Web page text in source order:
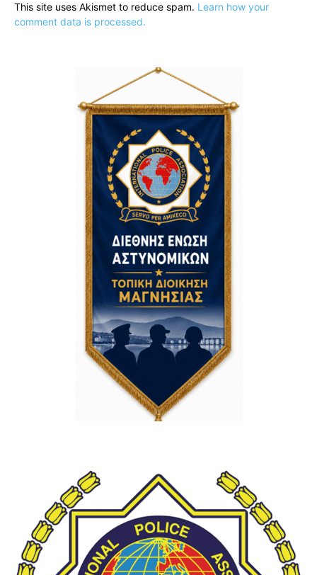
This site uses Akismet to reduce spam. Learn how your
comment data is processed.